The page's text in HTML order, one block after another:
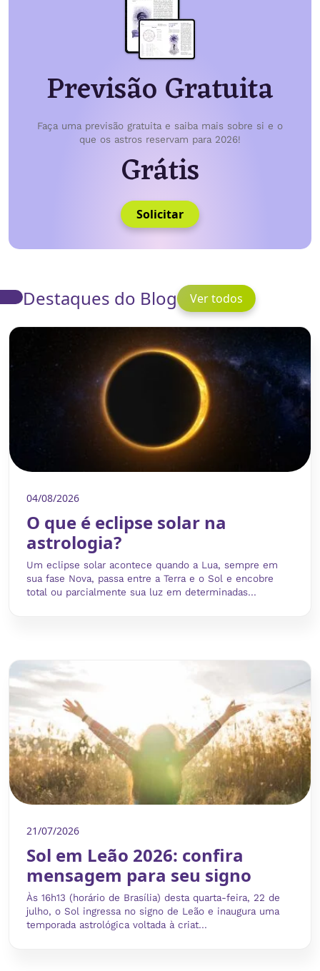
Previsão Gratuita
Faça uma previsão gratuita e saiba mais sobre si e o
que os astros reservam para 2026!
Grátis
Solicitar
Destaques do Blog Ver todos
04/08/2026
O que é eclipse solar na
astrologia?
Um eclipse solar acontece quando a Lua, sempre em
sua fase Nova, passa entre a Terra e o Sol e encobre
total ou parcialmente sua luz em determinadas...
21/07/2026
Sol em Leão 2026: confira
mensagem para seu signo
Às 16h13 (horário de Brasília) desta quarta-feira, 22 de
julho, o Sol ingressa no signo de Leão e inaugura uma
temporada astrológica voltada à criat...